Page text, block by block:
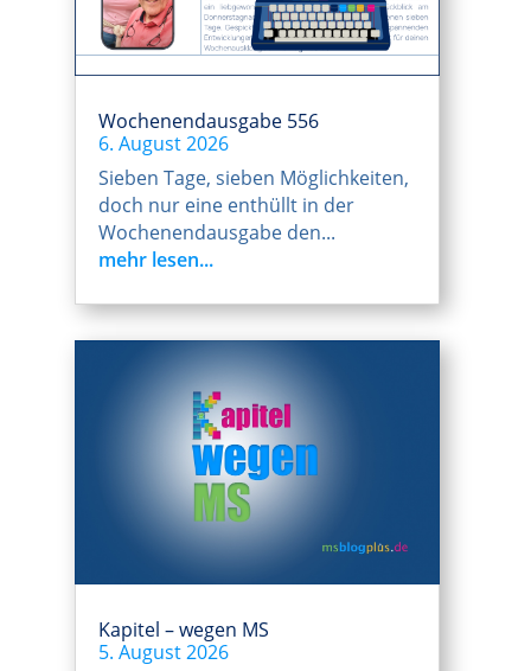
Wochenendausgabe 556
6. August 2026
Sieben Tage, sieben Möglichkeiten,
doch nur eine enthüllt in der
Wochenendausgabe den...
mehr lesen...
Kapitel – wegen MS
5. August 2026